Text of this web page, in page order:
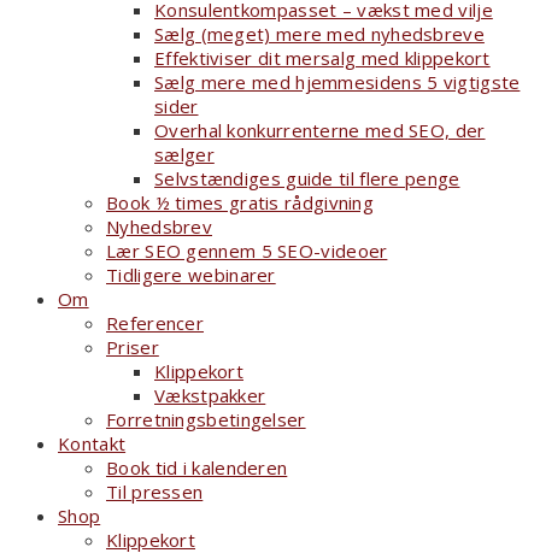
Konsulentkompasset – vækst med vilje
Sælg (meget) mere med nyhedsbreve
Effektiviser dit mersalg med klippekort
Sælg mere med hjemmesidens 5 vigtigste
sider
Overhal konkurrenterne med SEO, der
sælger
Selvstændiges guide til flere penge
Book ½ times gratis rådgivning
Nyhedsbrev
Lær SEO gennem 5 SEO-videoer
Tidligere webinarer
Om
Referencer
Priser
Klippekort
Vækstpakker
Forretningsbetingelser
Kontakt
Book tid i kalenderen
Til pressen
Shop
Klippekort